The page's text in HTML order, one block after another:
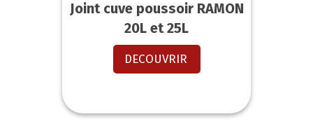
Joint cuve poussoir RAMON
20L et 25L
DECOUVRIR